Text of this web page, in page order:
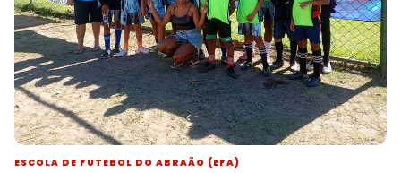
ESCOLA DE FUTEBOL DO ABRAÃO (EFA)